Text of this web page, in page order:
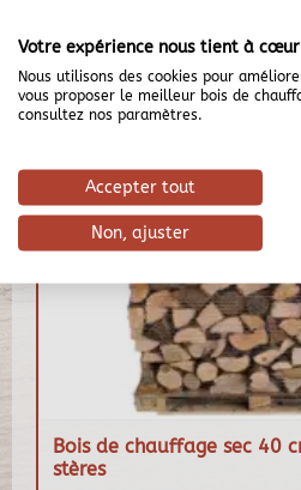
Bois de chauffage sec 40
stères
Votre expérience nous tient à cœur
Nous utilisons des cookies pour
vous proposer le meilleur bois de
consultez nos paramètres.
Accepter tout
Non, ajuster